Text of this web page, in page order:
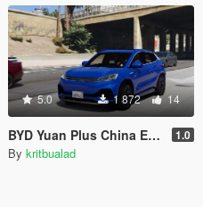
5.0 1 872 14
BYD Yuan Plus China Edition [Add-On] 1.0
By kritbualad